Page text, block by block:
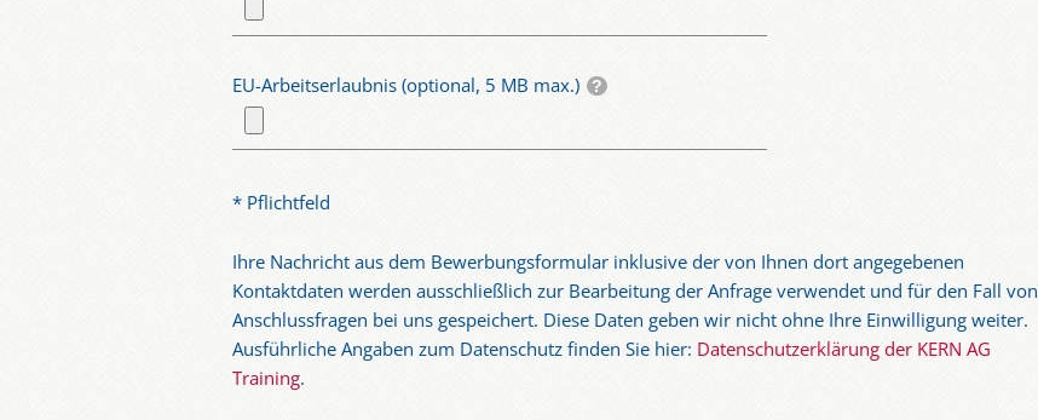
EU-Arbeitserlaubnis (optional, 5 MB max.)
* Pflichtfeld
Ihre Nachricht aus dem Bewerbungsformular inklusive der von Ihnen dort angegebenen
Kontaktdaten werden ausschließlich zur Bearbeitung der Anfrage verwendet und für den Fall von
Anschlussfragen bei uns gespeichert. Diese Daten geben wir nicht ohne Ihre Einwilligung weiter.
Ausführliche Angaben zum Datenschutz finden Sie hier: Datenschutzerklärung der KERN AG
Training.